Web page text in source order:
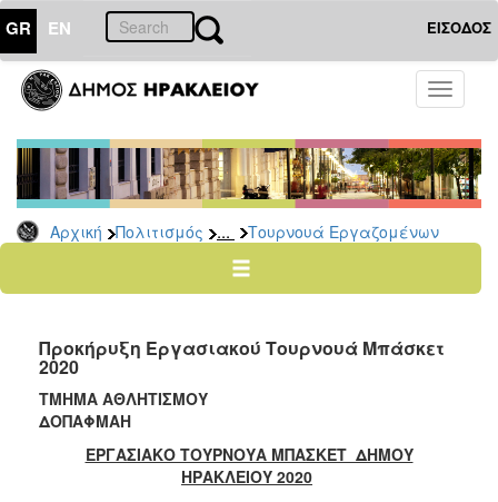
GR EN ΕΙΣΟΔΟΣ
Toggle
Αρχική Πολιτισμός ... Τουρνουά Εργαζομένων
ΠΟΛΙΤΙΣΜΟΣ
Ποδήλατα
ΤΟΠΟΣ
ΔΗΜΟΣ
ΑΝΘΕΚΤΙΚΗ
Προκήρυξη Εργασιακού Τουρνουά Μπάσκετ
2020
ΤΜΗΜΑ ΑΘΛΗΤΙΣΜΟΥ
ΔΟΠΑΦΜΑΗ
ΕΡΓΑΣΙΑΚΟ ΤΟΥΡΝΟΥΑ ΜΠΑΣΚΕΤ ΔΗΜΟΥ
ΗΡΑΚΛΕΙΟΥ 2020